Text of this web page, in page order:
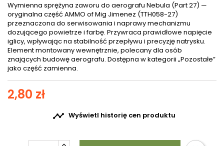
Wymienna sprężyna zaworu do aerografu Nebula (Part 27) —
oryginalna część AMMO of Mig Jimenez (TTH058-27)
przeznaczona do serwisowania i naprawy mechanizmu
dozującego powietrze i farbę. Przywraca prawidłowe napięcie
iglicy, wpływając na stabilność przepływu i precyzję natrysku.
Element montowany wewnętrznie, polecany dla osób
znających budowę aerografu. Dostępna w kategorii „Pozostałe”
jako część zamienna.
2,80 zł
 Wyświetl historię cen produktu